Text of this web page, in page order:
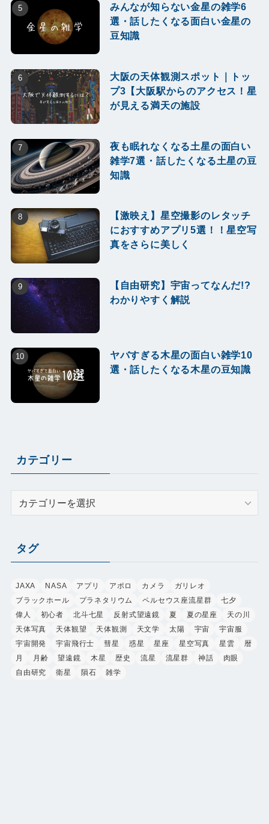
みんなが知らない金星の雑学6
選・話したくなる面白い金星の
豆知識
大阪の天体観測スポット｜トッ
プ3【大阪駅からのアクセス！星
が見える満天の施設
夜も眠れなくなる土星の面白い
雑学7選・話したくなる土星の豆
知識
【激映え】星空撮影のレタッチ
におすすめアプリ5選！！星空写
真をさらに美しく
【自由研究】宇宙ってなんだ!?
わかりやすく解説
ヤバすぎる木星の面白い雑学10
選・話したくなる木星の豆知識
カテゴリー
ー
タグ
JAXA NASA アプリ アポロ カメラ
ガリレオ
ブラックホール
プラネタリウム ペルセウス座流星群
七夕
偉人
初心者 北斗七星 反射式望遠鏡 夏 夏の星座
天の川
天体写真
天体観望 天体観測 天文学 太陽 宇宙
宇宙服
宇宙開発
宇宙飛行士 彗星 惑星 星座 星空写真 星雲
暦
月
月齢 望遠鏡 木星 歴史 流星 流星群 神話
肉眼
自由研究
衛星 隕石 雑学